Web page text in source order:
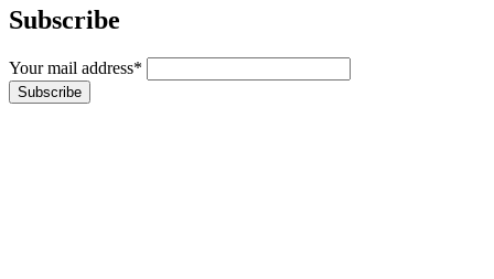
Subscribe
Your mail address*